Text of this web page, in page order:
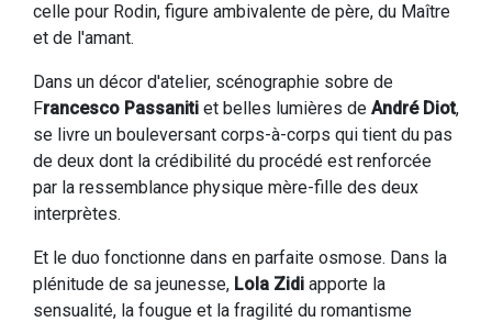
celle pour Rodin, figure ambivalente de père, du Maître
et de l'amant.
Dans un décor d'atelier, scénographie sobre de
Francesco Passaniti et belles lumières de André Diot,
se livre un bouleversant corps-à-corps qui tient du pas
de deux dont la crédibilité du procédé est renforcée
par la ressemblance physique mère-fille des deux
interprètes.
Et le duo fonctionne dans en parfaite osmose. Dans la
plénitude de sa jeunesse, Lola Zidi apporte la
sensualité, la fougue et la fragilité du romantisme